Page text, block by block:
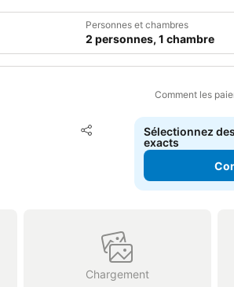
Personnes et chambres
2 personnes, 1 chambre
Comment les
Partager
Ajouter à mes favoris
Sélectionnez
exacts
Chargement